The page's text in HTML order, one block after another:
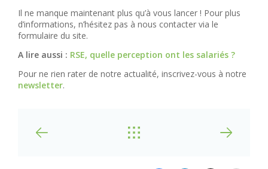
Il ne manque maintenant plus qu’à vous lancer ! Pour plus
d’informations, n’hésitez pas à nous contacter via le
formulaire du site.
A lire aussi : RSE, quelle perception ont les salariés ?
Pour ne rien rater de notre actualité, inscrivez-vous à notre
newsletter.